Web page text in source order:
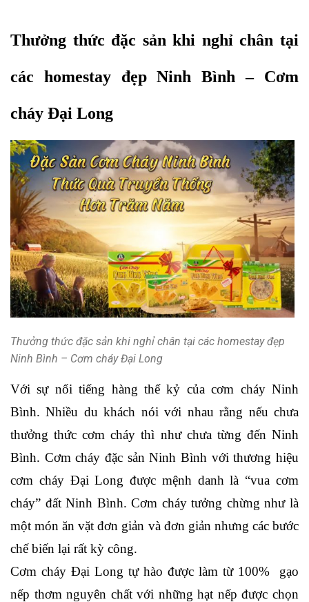
Thưởng thức đặc sản khi nghỉ chân tại
các homestay đẹp Ninh Bình – Cơm
cháy Đại Long
Thưởng thức đặc sản khi nghỉ chân tại các homestay đẹp
Ninh Bình – Cơm cháy Đại Long
Với sự nổi tiếng hàng thế kỷ của cơm cháy Ninh
Bình. Nhiều du khách nói với nhau rằng nếu chưa
thưởng thức cơm cháy thì như chưa từng đến Ninh
Bình. Cơm cháy đặc sản Ninh Bình với thương hiệu
cơm cháy Đại Long được mệnh danh là “vua cơm
cháy” đất Ninh Bình. Cơm cháy tưởng chừng như là
một món ăn vặt đơn giản và đơn giản nhưng các bước
chế biến lại rất kỳ công.
Cơm cháy Đại Long tự hào được làm từ 100%  gạo
nếp thơm nguyên chất với những hạt nếp được chọn